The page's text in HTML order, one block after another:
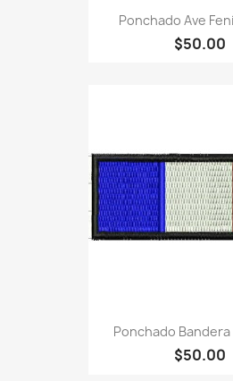
Ponchado Ave
$50.00
Ponchado Bandera
$50.00